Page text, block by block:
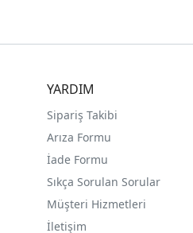
YARDIM
Sipariş Takibi
Arıza Formu
İade Formu
Sıkça Sorulan Sorular
Müşteri Hizmetleri
İletişim